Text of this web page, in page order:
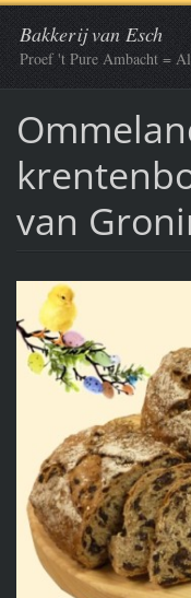
Bakkerij van Esch
Proef 't Pure Ambacht =
van